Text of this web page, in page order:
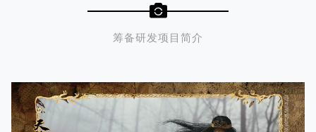
筹备研发项目简介